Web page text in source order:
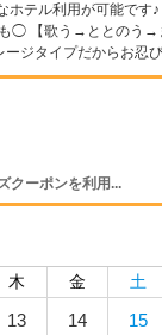
ル利用が可能です♪
◯ 【歌う→ととのう→
ジタイプだからお忍
クーポンを利用...
木 金 土
13
14
15